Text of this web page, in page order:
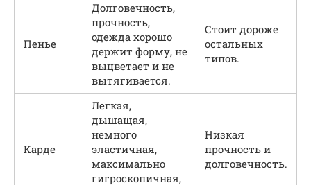
Пенье
Долговечность,
прочность,
одежда хорошо
держит форму, не
выцветает и не
вытягивается.
Стоит дороже
остальных
типов.
Карде
Легкая,
дышащая,
немного
эластичная,
максимально
гигроскопичная,
Низкая
прочность и
долговечность.